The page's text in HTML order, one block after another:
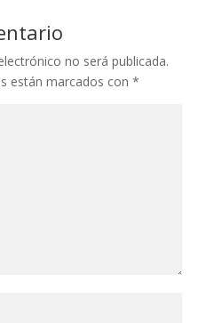
no será publicada.
están marcados con *